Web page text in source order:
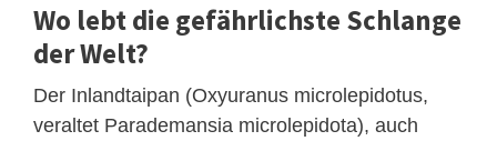
Wo lebt die gefährlichste Schlange
der Welt?
Der Inlandtaipan (Oxyuranus microlepidotus,
veraltet Parademansia microlepidota), auch